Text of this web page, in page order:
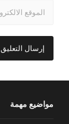
مواضيع مهمة